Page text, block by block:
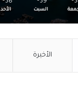
39
السبت
38
الأحد
الأخيرة